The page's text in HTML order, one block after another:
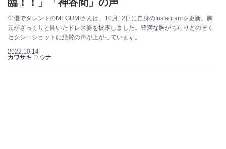
俳優でタレントのMEGUMIさんは、10月12日に自身のInstagramを更新。胸
元がざっくりと開いたドレス姿を披露しました。豊満な胸がちらりとのぞく
セクシーショットに絶賛の声が上がっています。
2022.10.14
カワサキ ユウナ